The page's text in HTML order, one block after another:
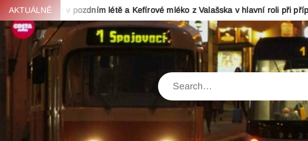
Skip
to
content
AKTUÁLNĚ
v pozdním létě a Kefírové mléko z Valašska v hlavní roli při přípravě
Search